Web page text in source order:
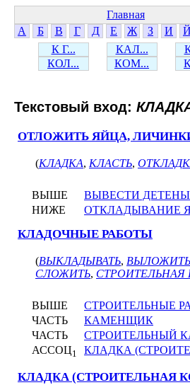
Главная
А
Б В Г Д Е Ж З И Й
К Г...
КАЛ...
КОЛ...
КОМ...
Текстовый вход:
ОТЛОЖИТЬ ЯЙЦА,
(КЛАДКА, КЛАСТЬ,
ВЫШЕ
ВЫВЕСТИ
НИЖЕ
ОТКЛАДЫВАНИЕ
КЛАДОЧНЫЕ РАБОТЫ
(ВЫКЛАДЫВАТЬ, ВЫЛОЖИТЬ
СЛОЖИТЬ, СТРОИТЕЛЬНАЯ
ВЫШЕ
СТРОИТЕЛЬНЫЕ
ЧАСТЬ
КАМЕНЩИК
ЧАСТЬ
СТРОИТЕЛЬНЫЙ
АССОЦ1 КЛАДКА
КЛАДКА (СТРОИТЕЛЬНАЯ